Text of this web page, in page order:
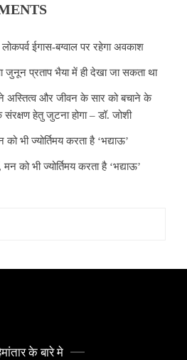
ईगास-बग्वाल पर रहेगा अवकाश
जुनून प्रताप भैया में ही देखा जा सकता था
अस्तित्व और जीवन के सार को बचाने के
हेतु जुटना होगा – डॉ. जोशी
को भी ज्योर्तिमय करता है ‘भद्याऊ’
मन को भी ज्योर्तिमय करता है ‘भद्याऊ’
के बारे मे